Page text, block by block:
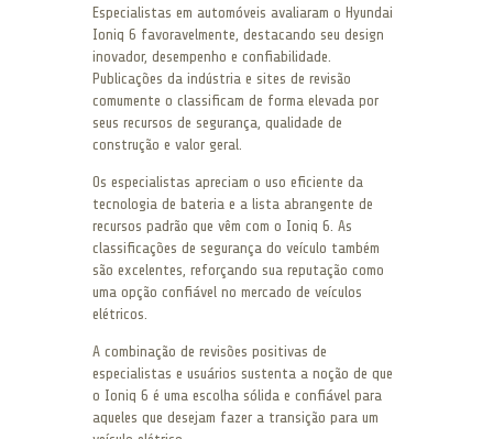
Especialistas em automóveis avaliaram o Hyundai
Ioniq 6 favoravelmente, destacando seu design
inovador, desempenho e confiabilidade.
Publicações da indústria e sites de revisão
comumente o classificam de forma elevada por
seus recursos de segurança, qualidade de
construção e valor geral.
Os especialistas apreciam o uso eficiente da
tecnologia de bateria e a lista abrangente de
recursos padrão que vêm com o Ioniq 6. As
classificações de segurança do veículo também
são excelentes, reforçando sua reputação como
uma opção confiável no mercado de veículos
elétricos.
A combinação de revisões positivas de
especialistas e usuários sustenta a noção de que
o Ioniq 6 é uma escolha sólida e confiável para
aqueles que desejam fazer a transição para um